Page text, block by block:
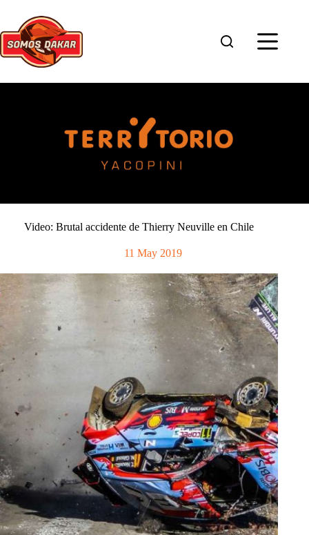
contenido
Video: Brutal accidente de Thierry Neuville en Chile
11 May 2019